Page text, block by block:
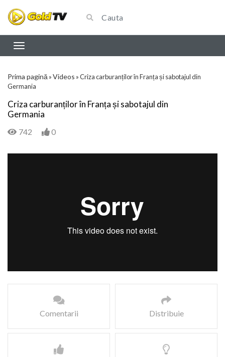
Prima pagină »Videos »Criza carburanților în Franța și sabotajul din
Germania
Criza carburanților în Franța și sabotajul din
Germania
742 0
Comentarii Distribuie